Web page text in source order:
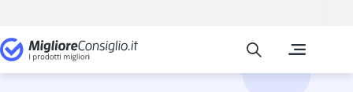
Auto e Moto
Adattatore
Migliore Consiglio